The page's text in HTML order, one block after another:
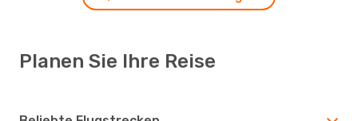
Planen Sie Ihre Reise